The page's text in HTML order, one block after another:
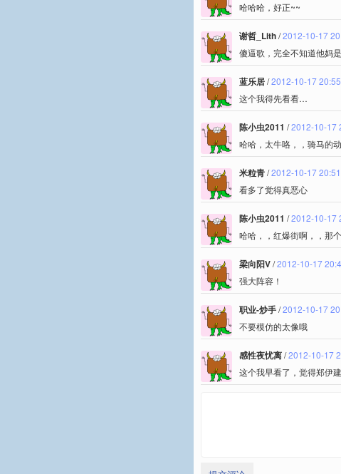
哈哈哈，好正~~
谢哲_Lith/2012-10-17
傻逼歌，完全不知道他妈
蓝乐居/2012-10-17 20:55
这个我得先看看…
陈小虫2011 /2012-10-17
哈哈，太牛咯，，骑马的动
米粒青/2012-10-17 20:51
看多了觉得真恶心
陈小虫2011 /2012-10-17
哈哈，，红爆街啊，，那
梁向阳V/2012-10-17
强大阵容！
职业-炒手/2012-10-17
不要模仿的太像哦
感性夜忧离/2012-10-17
这个我早看了，觉得郑伊